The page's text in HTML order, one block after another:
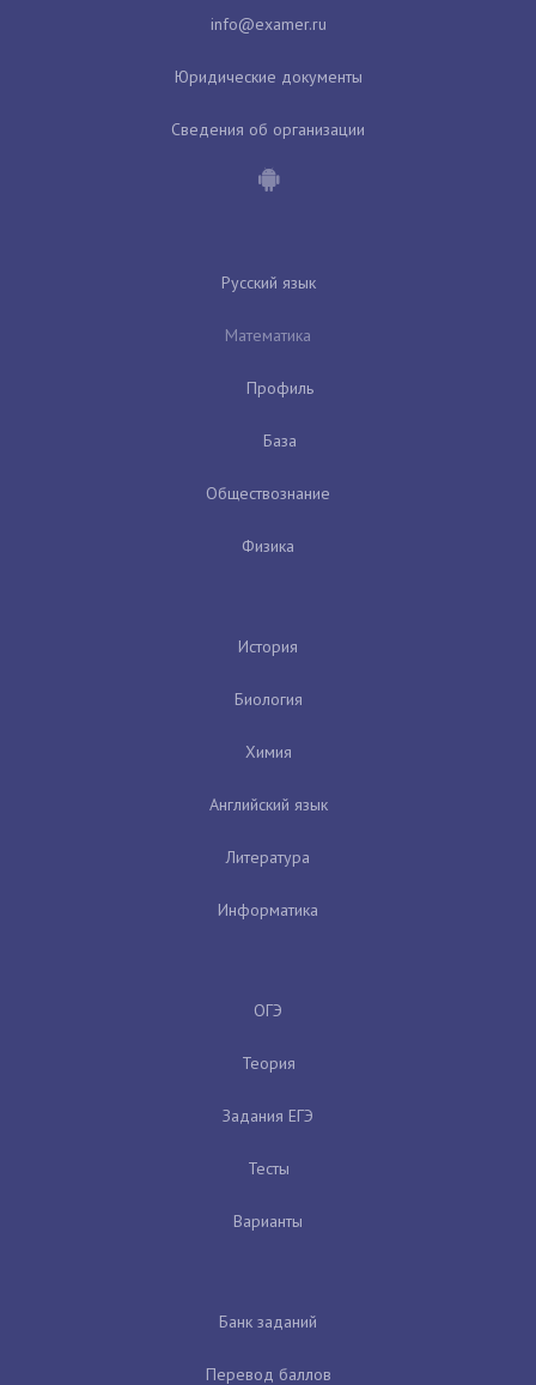
Юридические документы
Сведения об организации
Русский язык
Математика
Профиль
База
Обществознание
Физика
История
Биология
Химия
Английский язык
Литература
Информатика
ОГЭ
Теория
Задания ЕГЭ
Тесты
Варианты
Банк заданий
Перевод баллов